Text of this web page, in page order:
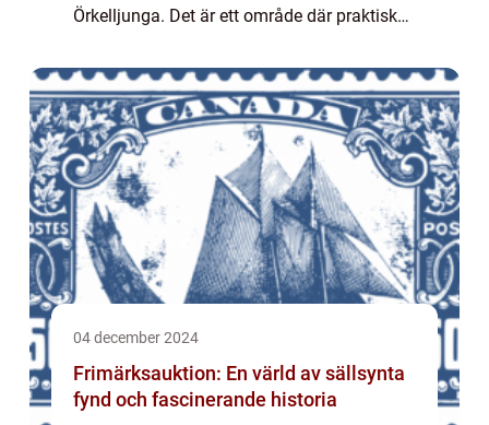
Örkelljunga. Det är ett område där praktiska
04 december 2024
Frimärksauktion: En värld av sällsynta
fynd och fascinerande historia